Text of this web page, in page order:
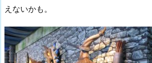
えないかも。